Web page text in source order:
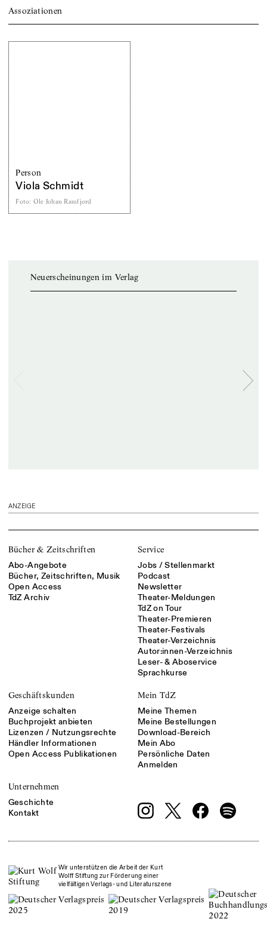
Assoziationen
Person
Viola Schmidt
Foto: Ole Johan Ramfjord
Neuerscheinungen im Verlag
ANZEIGE
Bücher & Zeitschriften
Abo-Angebote
Bücher, Zeitschriften, Musik
Open Access
TdZ Archiv
Service
Jobs / Stellenmarkt
Podcast
Newsletter
Theater-Meldungen
TdZ on Tour
Theater-Premieren
Theater-Festivals
Theater-Verzeichnis
Autor:innen-Verzeichnis
Leser- & Aboservice
Sprachkurse
Geschäftskunden
Anzeige schalten
Buchprojekt anbieten
Lizenzen / Nutzungsrechte
Händler Informationen
Open Access Publikationen
Mein TdZ
Meine Themen
Meine Bestellungen
Download-Bereich
Mein Abo
Persönliche Daten
Anmelden
Unternehmen
Geschichte
Kontakt
Wir unterstützen die Arbeit der Kurt
Wolff Stiftung zur Förderung einer
vielfältigen Verlags- und Literaturszene